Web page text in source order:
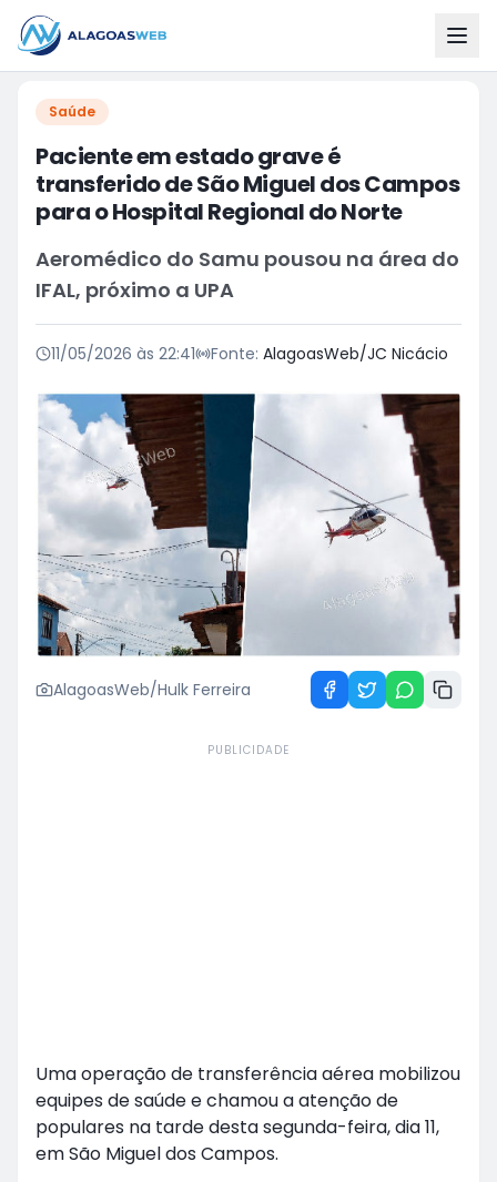
Saúde
Paciente em estado grave é
transferido de São Miguel dos Campos
para o Hospital Regional do Norte
Aeromédico do Samu pousou na área do
IFAL, próximo a UPA
11/05/2026 às 22:41 Fonte: AlagoasWeb/JC Nicácio
AlagoasWeb/Hulk Ferreira
PUBLICIDADE
Uma operação de transferência aérea mobilizou
equipes de saúde e chamou a atenção de
populares na tarde desta segunda-feira, dia 11,
em São Miguel dos Campos.